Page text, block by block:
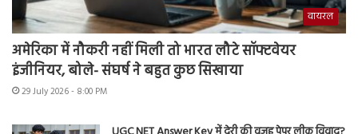
वायरल
अमेरिका में नौकरी नहीं मिली तो भारत लौटे सॉफ्टवेयर
इंजीनियर, बोले- संघर्ष ने बहुत कुछ सिखाया
29 July 2026 - 8:00 PM